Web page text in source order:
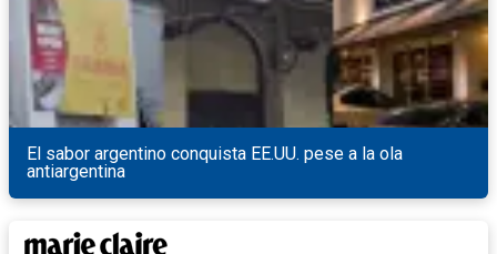
El sabor argentino conquista EE.UU. pese a la ola
antiargentina